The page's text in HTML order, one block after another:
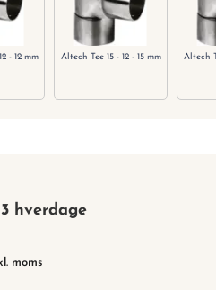
- 12 mm Altech Tee 15 - 12 - 15 mm Altech
hverdage
moms